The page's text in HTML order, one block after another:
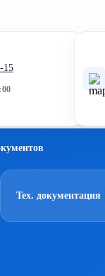
15
Тех. документация